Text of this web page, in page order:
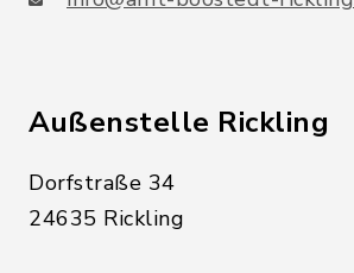
Außenstelle Rickling
Dorfstraße 34
24635 Rickling